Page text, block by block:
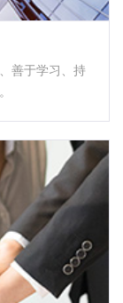
善于学习、持